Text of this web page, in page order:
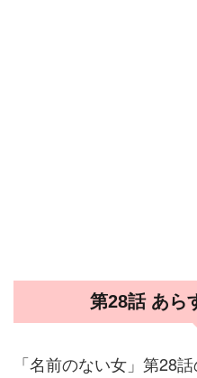
第28話 あら
「名前のない女」第28